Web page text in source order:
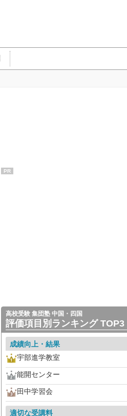
PR
高校受験 集団塾 中国・四国
評価項目別ランキング TOP3
成績向上・結果
宇部進学教室
能開センター
田中学習会
適切な受講料